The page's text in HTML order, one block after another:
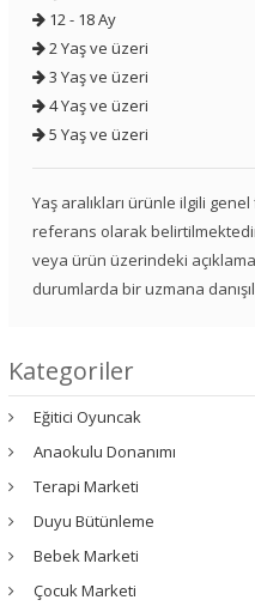
12 - 18 Ay
2 Yaş ve üzeri
3 Yaş ve üzeri
4 Yaş ve üzeri
5 Yaş ve üzeri
Yaş aralıkları ürünle ilgili
referans olarak
veya ürün üzerindeki
durumlarda bir uzmana
Kategoriler
Eğitici Oyuncak
Anaokulu Donanımı
Terapi Marketi
Duyu Bütünleme
Bebek Marketi
Çocuk Marketi